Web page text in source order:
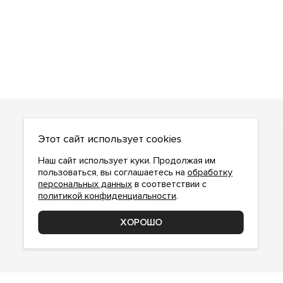
О НАС
О компании
Как сделать заказ
Условия работы
Доставка и оплата
Возврат
Этот сайт использует cookies
Наш сайт использует куки. Продолжая им
пользоваться, вы соглашаетесь на обработку
персональных данных в соответствии с
политикой конфиденциальности.
ХОРОШО